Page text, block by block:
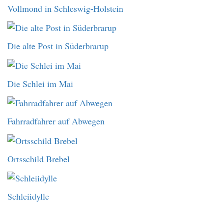
Vollmond in Schleswig-Holstein
Die alte Post in Süderbrarup
Die Schlei im Mai
Fahrradfahrer auf Abwegen
Ortsschild Brebel
Schleiidylle